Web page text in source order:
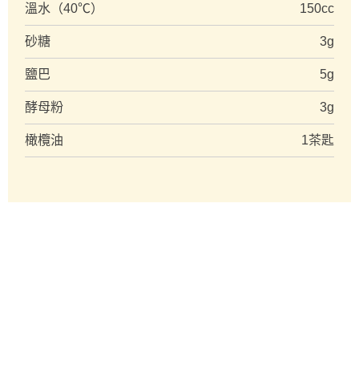
溫水（40℃） 150cc
砂糖 3g
鹽巴 5g
酵母粉 3g
橄欖油 1茶匙